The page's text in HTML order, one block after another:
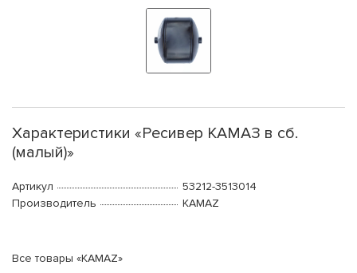
Характеристики «Ресивер КАМАЗ в сб.
(малый)»
Артикул
53212-3513014
Производитель
KAMAZ
Все товары «KAMAZ»